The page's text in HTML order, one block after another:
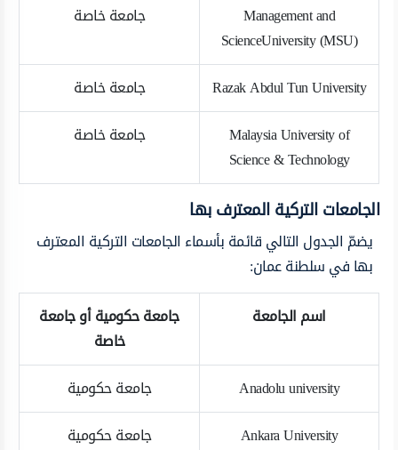
Management and
ScienceUniversity (MSU)
جامعة خاصة
Razak Abdul Tun University
جامعة خاصة
Malaysia University of
Science & Technology
جامعة خاصة
الجامعات التركية المعترف بها
يضمّ الجدول التالي قائمة بأسماء الجامعات التركية المعترف
بها في سلطنة عمان:
اسم الجامعة
جامعة حكومية أو جامعة
خاصة
Anadolu university
جامعة حكومية
Ankara University
جامعة حكومية